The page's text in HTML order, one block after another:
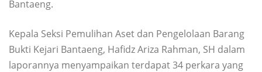
Bantaeng.
Kepala Seksi Pemulihan Aset dan Pengelolaan Barang
Bukti Kejari Bantaeng, Hafidz Ariza Rahman, SH dalam
laporannya menyampaikan terdapat 34 perkara yang